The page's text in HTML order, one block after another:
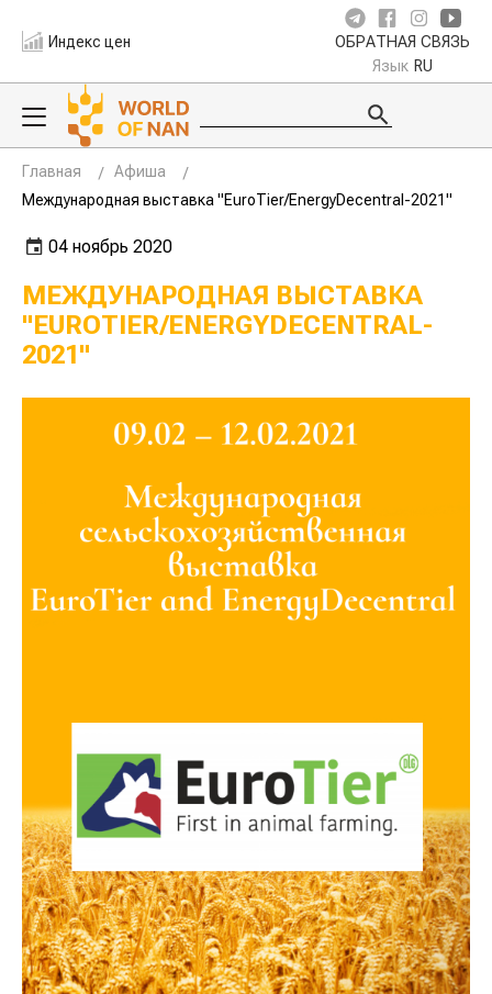
Индекс цен ОБРАТНАЯ СВЯЗЬ
Язык RU
Главная
Афиша
Международная выставка "EuroTier/EnergyDecentral-2021"
04 ноябрь 2020
МЕЖДУНАРОДНАЯ ВЫСТАВКА
"EUROTIER/ENERGYDECENTRAL-
2021"